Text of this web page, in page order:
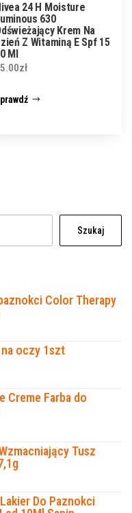
24 H Moisture
630
Krem Na
Z Witaminą E Spf 15
Ml
zł
Szukaj
Color Therapy
na oczy 1szt
Creme Farba do
Tusz
Do Paznokci